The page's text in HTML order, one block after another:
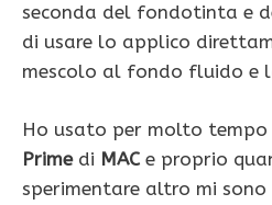
seconda del fondotinta e
di usare lo applico
mescolo al fondo fluido e
Ho usato per molto tempo
Primedi MAC e proprio
sperimentare altro mi